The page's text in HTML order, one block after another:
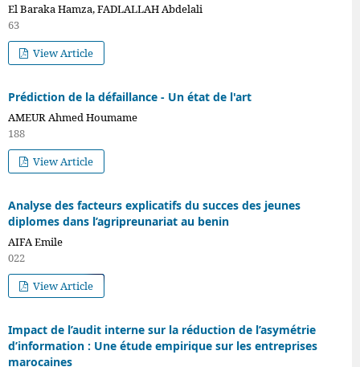
VOL. 3 NO 13
El Baraka Hamza, FADLALLAH Abdelali
63
View Article
Prédiction de la défaillance - Un état de l'art
AMEUR Ahmed Houmame
188
View Article
Analyse des facteurs explicatifs du succes des jeunes
diplomes dans l’agripreunariat au benin
AIFA Emile
022
View Article
Impact de l’audit interne sur la réduction de l’asymétrie
d’information : Une étude empirique sur les entreprises
marocaines